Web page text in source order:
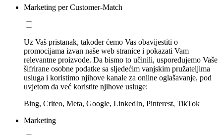
Marketing per Customer-Match
Uz Vaš pristanak, također ćemo Vas obavijestiti o
promocijama izvan naše web stranice i pokazati Vam
relevantne proizvode. Da bismo to učinili, uspoređujemo Vaše
šifrirane osobne podatke sa sljedećim vanjskim pružateljima
usluga i koristimo njihove kanale za online oglašavanje, pod
uvjetom da već koristite njihove usluge:
Bing, Criteo, Meta, Google, LinkedIn, Pinterest, TikTok
Marketing